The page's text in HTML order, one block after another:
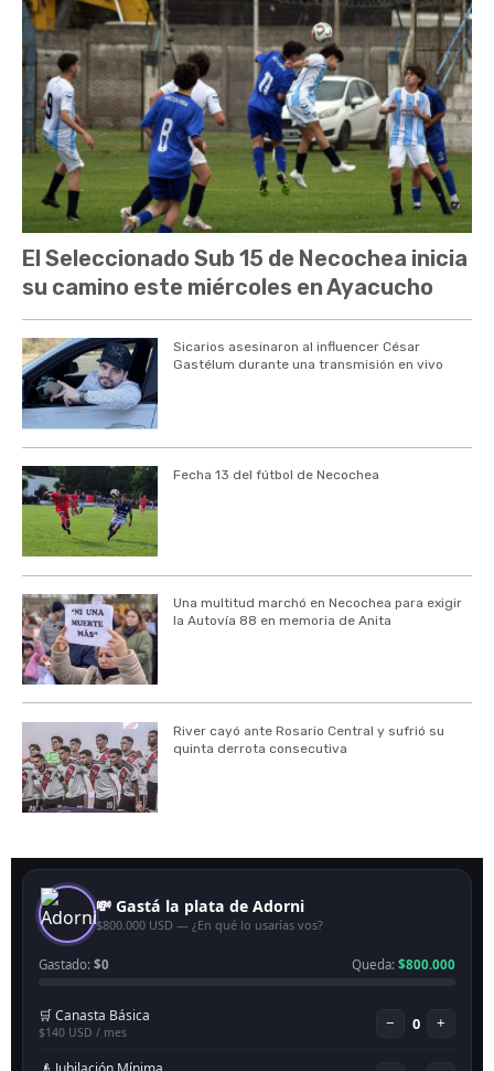
El Seleccionado Sub 15 de Necochea inicia
su camino este miércoles en Ayacucho
Sicarios asesinaron al influencer César
Gastélum durante una transmisión en vivo
Fecha 13 del fútbol de Necochea
Una multitud marchó en Necochea para exigir
la Autovía 88 en memoria de Anita
River cayó ante Rosario Central y sufrió su
quinta derrota consecutiva